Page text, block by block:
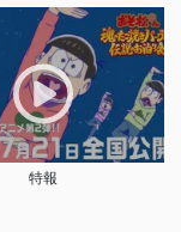
特報